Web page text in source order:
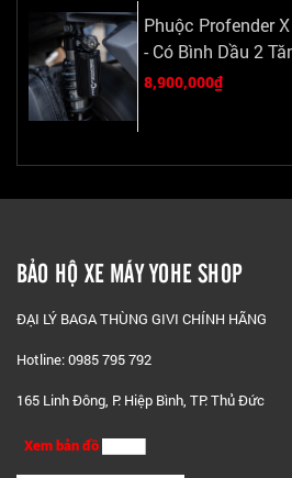
Phuộc Profender
- Có Bình Dầu 2
8,900,000₫
BẢO HỘ XE MÁY YOHE SHOP
ĐẠI LÝ BAGA THÙNG GIVI CHÍNH HÃNG
Hotline: 0985 795 792
165 Linh Đông, P. Hiệp Bình, TP. Thủ Đức
Xem bản đồ